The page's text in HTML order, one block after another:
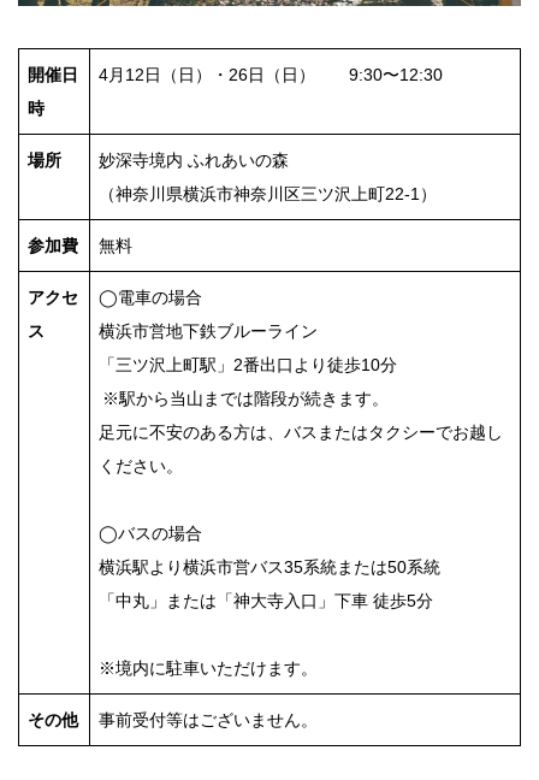
開催日
時
4月12日（日）・26日（日） 9:30〜12:30
場所
妙深寺境内 ふれあいの森
（神奈川県横浜市神奈川区三ツ沢上町22-1）
参加費 無料
アクセ
ス
◯電車の場合
横浜市営地下鉄ブルーライン
「三ツ沢上町駅」2番出口より徒歩10分
※駅から当山までは階段が続きます。
足元に不安のある方は、バスまたはタクシーでお越し
ください。
◯バスの場合
横浜駅より横浜市営バス35系統または50系統
「中丸」または「神大寺入口」下車 徒歩5分
※境内に駐車いただけます。
その他 事前受付等はございません。